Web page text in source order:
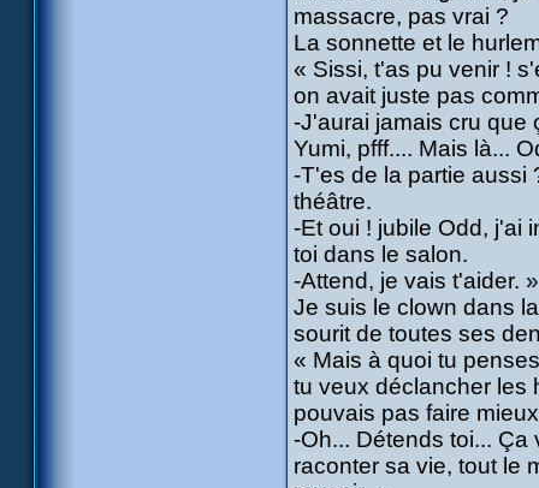
massacre, pas vrai ?
La sonnette et le
« Sissi, t'as pu venir !
on avait juste pas
-J'aurai jamais cru que
Yumi, pfff.... Mais là...
-T'es de la partie aussi
théâtre.
-Et oui ! jubile Odd, j'ai
toi dans le salon.
-Attend, je vais t'aider. »
Je suis le clown dans
sourit de toutes ses
« Mais à quoi tu
tu veux déclancher les
pouvais pas faire
-Oh... Détends toi...
raconter sa vie, tout le